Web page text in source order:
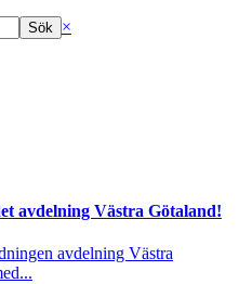
×
avdelning Västra Götaland!
avdelning Västra